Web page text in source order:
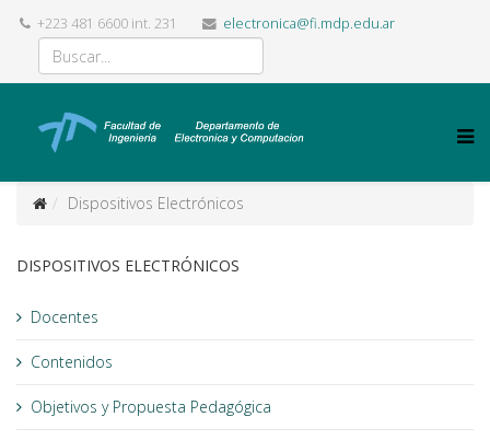
+223 481 6600 int. 231 electronica@fi.mdp.edu.ar
Dispositivos Electrónicos
DISPOSITIVOS ELECTRÓNICOS
Docentes
Contenidos
Objetivos y Propuesta Pedagógica